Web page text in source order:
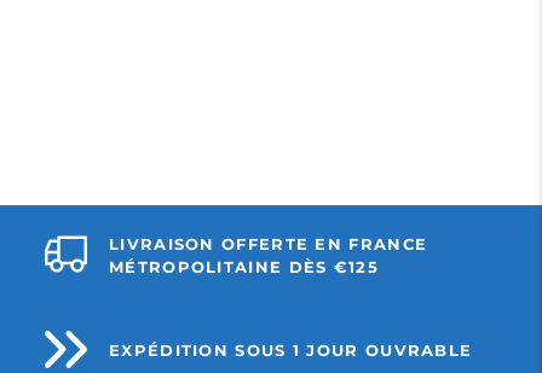
LIVRAISON OFFERTE EN FRANCE
MÉTROPOLITAINE DÈS €125
EXPÉDITION SOUS 1 JOUR OUVRABLE